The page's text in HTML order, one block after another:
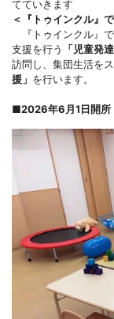
てていきます
＜『トゥインクル』
『トゥインクル』
支援を行う
「児童発
訪問し、集団生活を
援」 を行います。
■2026年6月1日開所